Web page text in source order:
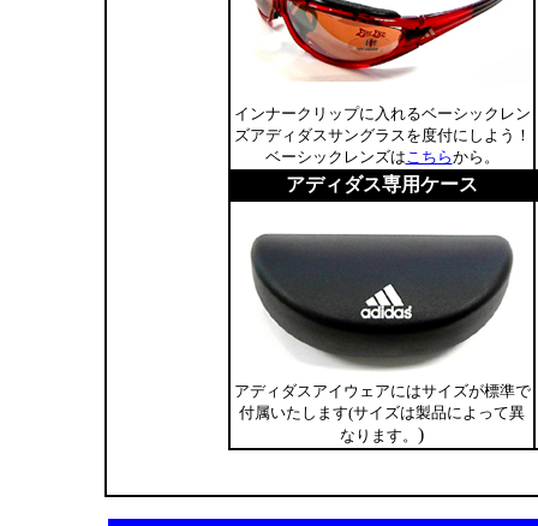
インナークリップに入れるベーシックレン
ズアディダスサングラスを度付にしよう！
ベーシックレンズはこちらから。
アディダス専用ケース
アディダスアイウェアにはサイズが標準で
付属いたします(サイズは製品によって異
なります。 )